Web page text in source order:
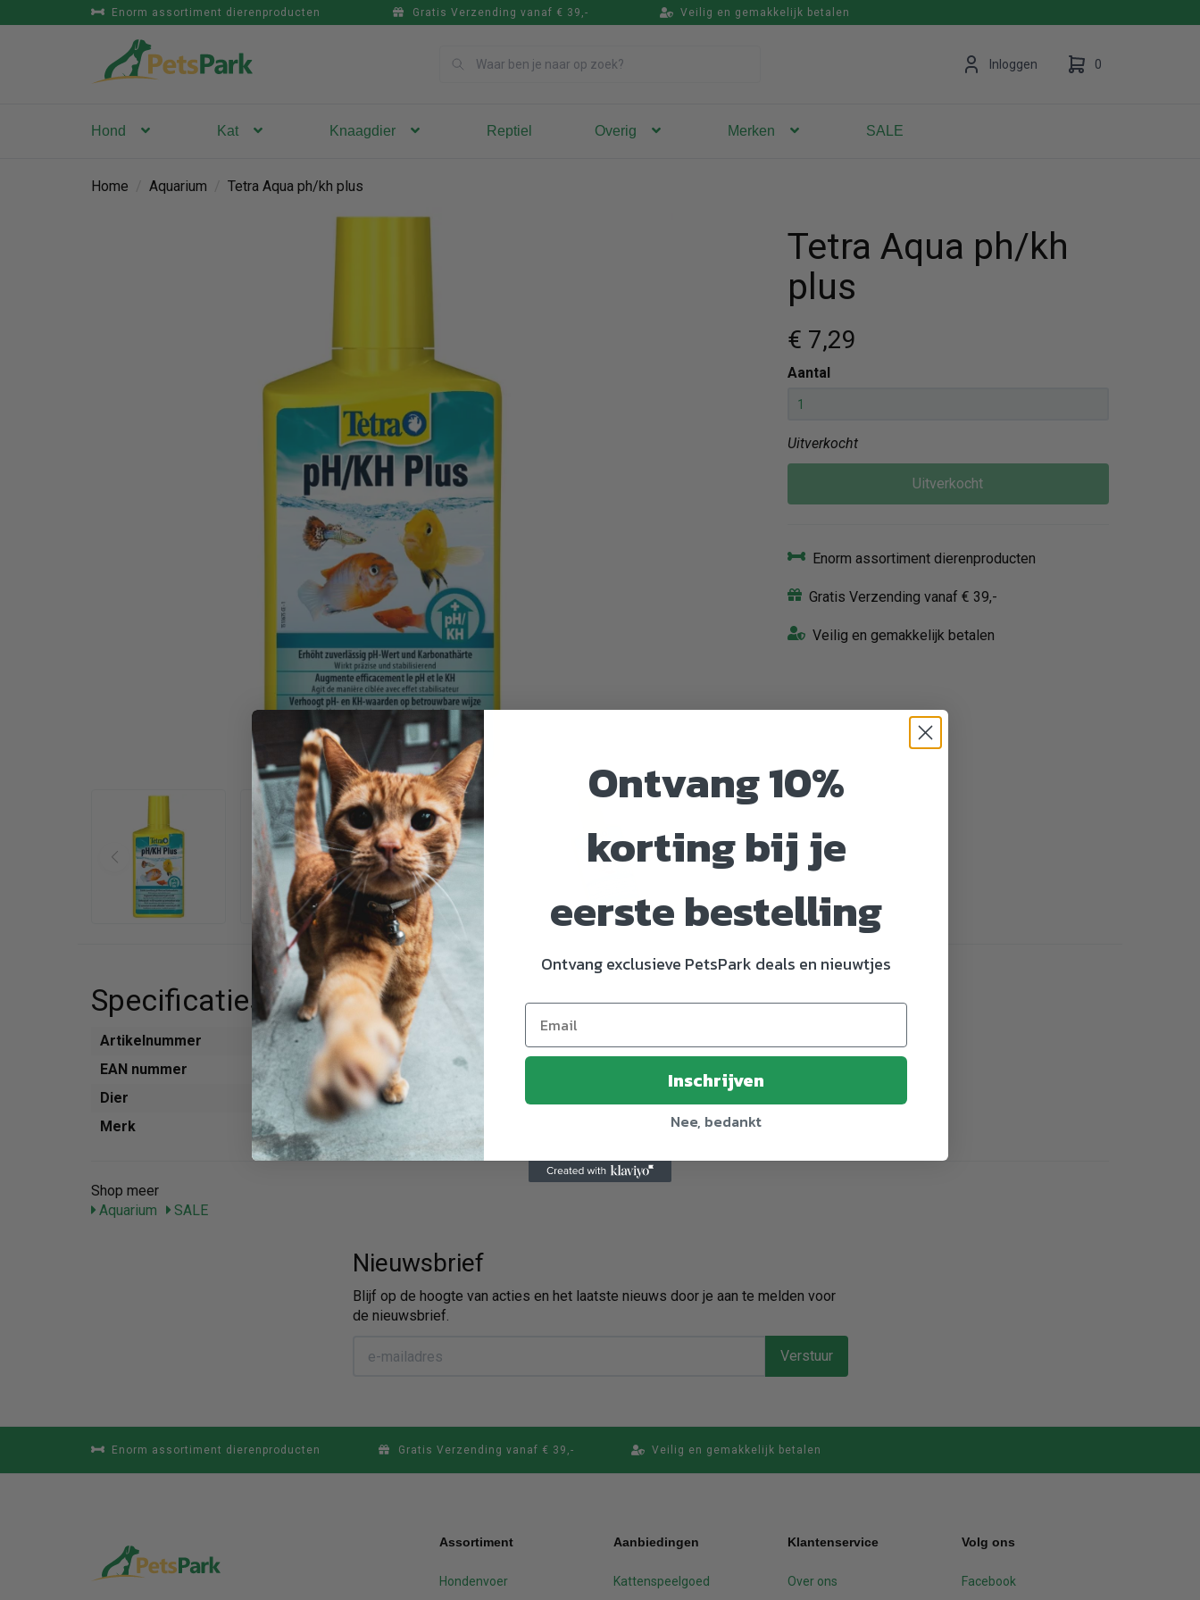
Enorm assortiment dierenproducten Gratis Verzending vanaf € 39,- Veilig en gemakkelijk betalen
Inloggen 0
Vul hem met producten.
Hond Kat Knaagdier Reptiel Overig Merken SALE
Home Aquarium Tetra Aqua ph/kh plus
Tetra Aqua ph/kh
plus
€ 7,29
Aantal
Uitverkocht
Uitverkocht
Enorm assortiment dierenproducten
Gratis Verzending vanaf € 39,-
Veilig en gemakkelijk betalen
Specificaties
Artikelnummer
765975
EAN nummer
4004218243545
Dier
Aquarium
Merk
Tetra
Shop meer
Aquarium
SALE
Nieuwsbrief
Blijf op de hoogte van acties en het laatste nieuws door je aan te melden voor
de nieuwsbrief.
Verstuur
Enorm assortiment dierenproducten Gratis Verzending vanaf € 39,- Veilig en gemakkelijk betalen
Assortiment
Hondenvoer
Aanbiedingen
Kattenspeelgoed
Klantenservice
Over ons
Volg ons
Facebook
Ontvang 10%
korting bij je
eerste bestelling
Ontvang exclusieve PetsPark deals en nieuwtjes
Inschrijven
Nee, bedankt